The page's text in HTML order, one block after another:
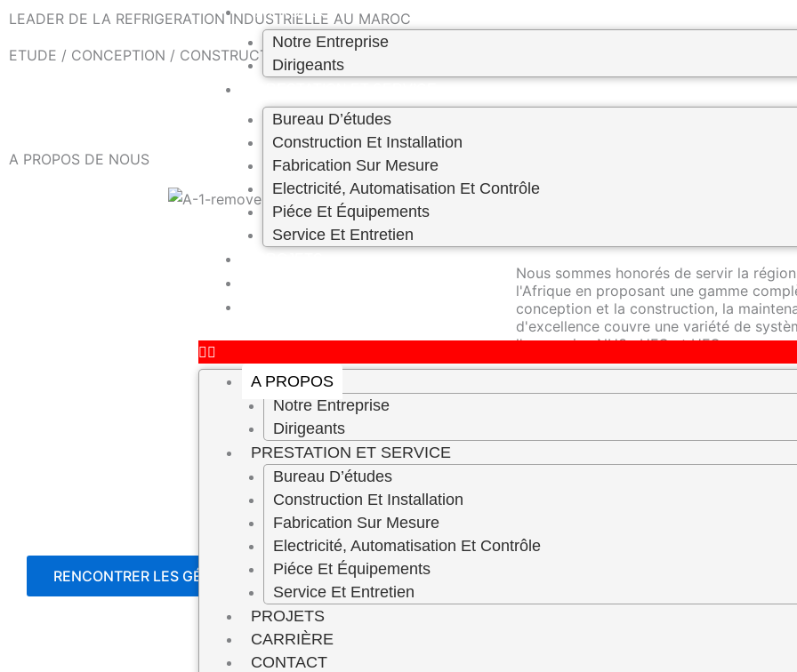
Skip
content
A PROPOS
Notre Entreprise
Dirigeants
Bureau D’études
Construction Et Installation
Fabrication Sur Mesure
Electricité, Automatisation Et Contrôle
Piéce Et Équipements
Service Et Entretien
A PROPOS
Notre Entreprise
Dirigeants
PRESTATION ET SERVICE
Bureau D’études
Construction Et Installation
Fabrication Sur Mesure
Electricité, Automatisation Et Contrôle
Piéce Et Équipements
Service Et Entretien
PROJETS
CARRIÈRE
CONTACT
LEADER DE LA REFRIGERATION INDUSTRIELLE AU MAROC ​
ETUDE / CONCEPTION / CONSTRUCTION – ENTRETIEN PREVENTIF–FABRICATION SUR MESURE
A PROPOS DE NOUS
RDS Engineering se distingue en tant
Nous sommes honorés de servir la
l'Afrique en proposant une gamme
conception et la construction, la
d'excellence couvre une variété de
l'ammoniac NH3 , HFC et HFO.
RENCONTRER LES GÉRANTS